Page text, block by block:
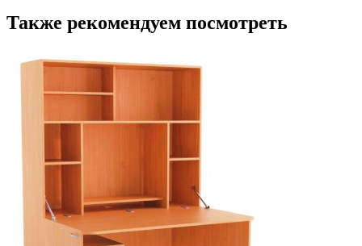
Также рекомендуем посмотреть